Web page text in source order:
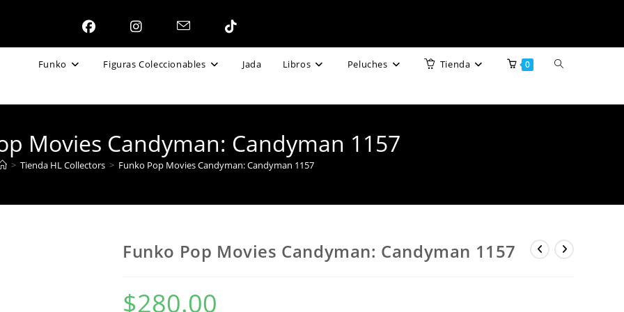
Funko Figuras Coleccionables Jada Libros Peluches Tienda 0 Alternar
Movies Candyman: Candyman 1157
> Tienda HL Collectors > Funko Pop Movies Candyman: Candyman 1157
Funko Pop Movies Candyman: Candyman 1157
$280.00